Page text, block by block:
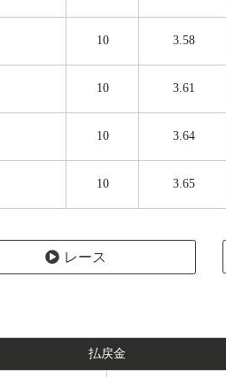
10 3.58
10 3.61
10 3.64
10 3.65
レース
払戻金